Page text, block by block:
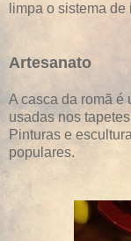
limpa o sistema
Artesanato
A casca da romã é
usadas nos
Pinturas e
populares.